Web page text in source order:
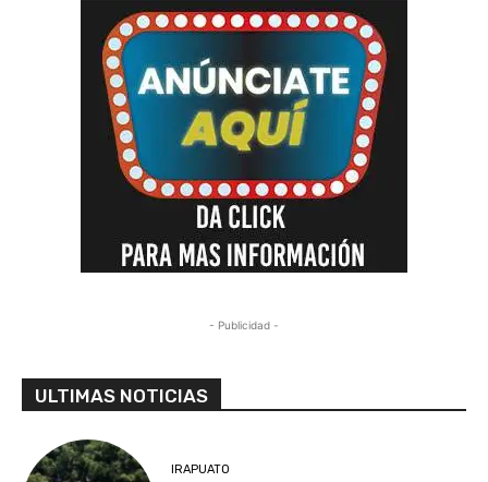
- Publicidad -
ULTIMAS NOTICIAS
IRAPUATO